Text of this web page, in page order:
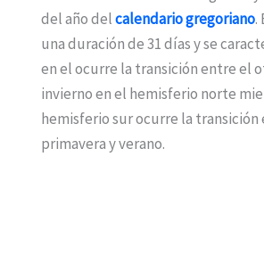
del año delcalendario gregoriano.
una duración de 31 días y se
en el ocurre la transición entre el
invierno en el hemisferio norte
hemisferio sur ocurre la transición
primavera y verano.